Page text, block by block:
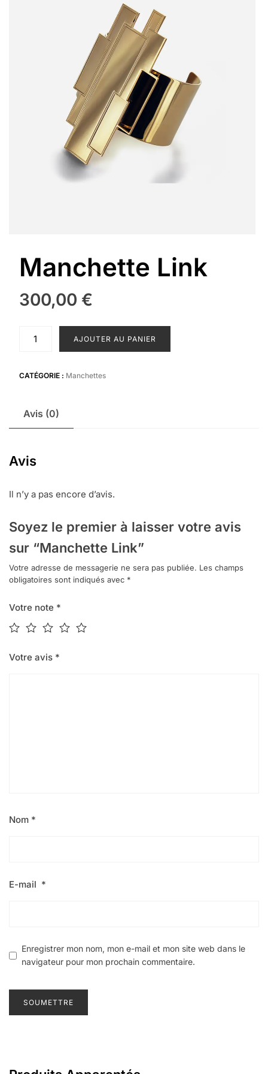
Manchette Link
300,00 €
Link
AJOUTER AU PANIER
CATÉGORIE : Manchettes
Avis (0)
Avis
Il n’y a pas encore d’avis.
Soyez le premier à laisser votre avis
sur “Manchette Link”
Votre adresse de messagerie ne sera pas publiée. Les champs
obligatoires sont indiqués avec *
Votre note *
Votre avis *
Nom *
E-mail *
Enregistrer mon nom, mon e-mail et mon site web dans le
navigateur pour mon prochain commentaire.